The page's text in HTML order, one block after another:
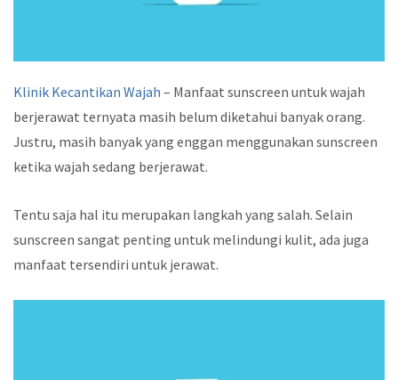
Klinik Kecantikan Wajah – Manfaat sunscreen untuk wajah
berjerawat ternyata masih belum diketahui banyak orang.
Justru, masih banyak yang enggan menggunakan sunscreen
ketika wajah sedang berjerawat.
Tentu saja hal itu merupakan langkah yang salah. Selain
sunscreen sangat penting untuk melindungi kulit, ada juga
manfaat tersendiri untuk jerawat.